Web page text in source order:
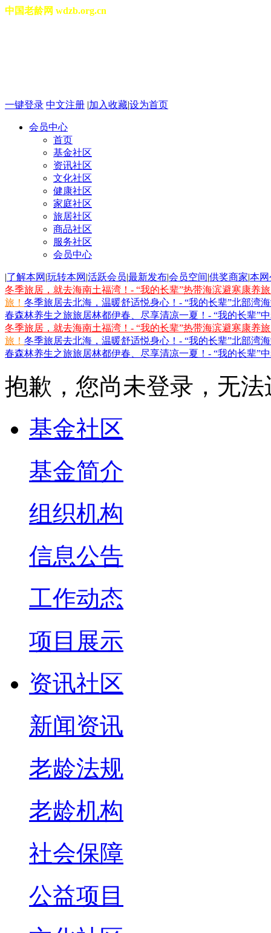
中国老龄网 wdzb.org.cn
一键登录 中文注册 |加入收藏|设为首页
会员中心
首页
基金社区
资讯社区
文化社区
健康社区
家庭社区
旅居社区
商品社区
服务社区
会员中心
|了解本网 |玩转本网 |活跃会员|最新发布|会员空间|供奖商家|本
冬季旅居，就去海南土福湾！- “我的长辈”热带海滨避寒康养
旅！ 冬季旅居去北海，温暖舒适悦身心！- “我的长辈”北部湾
春森林养生之旅旅居林都伊春、尽享清凉一夏！- “我的长辈”
冬季旅居，就去海南土福湾！- “我的长辈”热带海滨避寒康养
旅！ 冬季旅居去北海，温暖舒适悦身心！- “我的长辈”北部湾
春森林养生之旅旅居林都伊春、尽享清凉一夏！- “我的长辈”
抱歉，您尚未登录，无
基金社区
基金简介
组织机构
信息公告
工作动态
项目展示
资讯社区
新闻资讯
老龄法规
老龄机构
社会保障
公益项目